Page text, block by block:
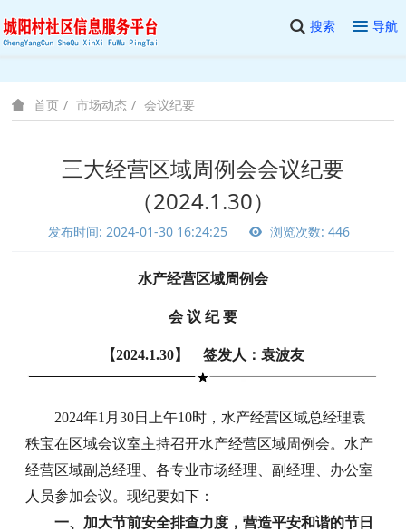
搜索 导航
首页 市场动态 会议纪要
三大经营区域周例会会议纪要
（2024.1.30）
发布时间: 2024-01-30 16:24:25 浏览次数: 446
水产经营区域周例会
会 议 纪 要
【2024.1.30】 签发人：袁波友
2024年1月30日上午10时，水产经营区域总经理袁
秩宝在区域会议室主持召开水产经营区域周例会。水产
经营区域副总经理、各专业市场经理、副经理、办公室
人员参加会议。现纪要如下：
一、加大节前安全排查力度，营造平安和谐的节日